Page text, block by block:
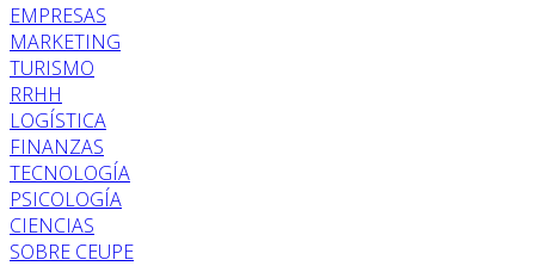
EMPRESAS
MARKETING
TURISMO
RRHH
LOGÍSTICA
FINANZAS
TECNOLOGÍA
PSICOLOGÍA
CIENCIAS
SOBRE CEUPE